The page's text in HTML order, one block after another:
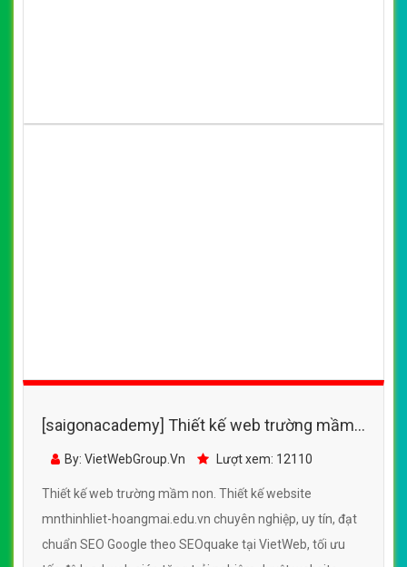
[saigonacademy] Thiết kế web trường mầm
non - mnthinhliet-hoangmai.edu.vn
By: VietWebGroup.Vn Lượt xem: 12110
Thiết kế web trường mầm non. Thiết kế website
mnthinhliet-hoangmai.edu.vn chuyên nghiệp, uy tín, đạt
chuẩn SEO Google theo SEOquake tại VietWeb, tối ưu